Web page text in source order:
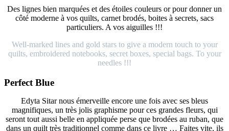
Des lignes bien marquées et des étoiles couleurs or pour donner un
côté moderne à vos quilts, carnet brodés, boites à secrets, sacs
particuliers. A vos aiguilles !!!
Well-marked lines and gold stars to give a modern touch to your
quilts, embroidered notebooks, secret boxes, special bags. To your
needles !!!
Perfect Blue
Edyta Sitar nous émerveille encore une fois avec ses bleus
magnifiques, un très jolis graphisme pour ces grandes fleurs, qui
seront tout aussi belle en appliquée perse que brodées au ruban, que
dans un quilt très traditionnel comme dans ce livre … Faites vite, ils